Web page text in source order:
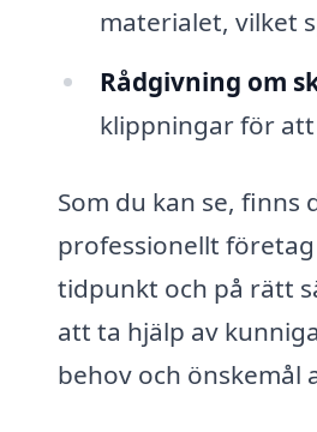
materialet, vilket
Rådgivning om
klippningar för
Som du kan se,
professionellt
tidpunkt och på rätt
att ta hjälp av
behov och önskemål